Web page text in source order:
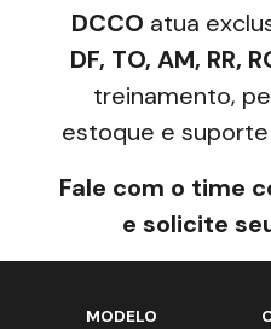
DCCO atua
DF, TO, AM, RR,
treinamento,
estoque e
Fale com o time
e solicite
MODELO